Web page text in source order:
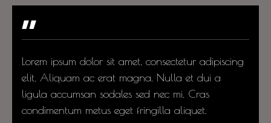
"
Lorem ipsum dolor sit amet, consectetur adipiscing
elit. Aliquam ac erat magna. Nulla et dui a
ligula accumsan sodales sed nec mi. Cras
condimentum metus eget fringilla aliquet.